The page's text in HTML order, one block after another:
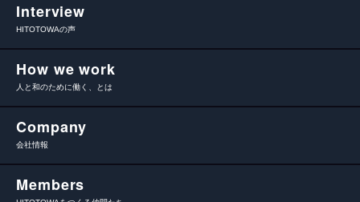
Interview
HITOTOWAの声
How we work
人と和のために働く、とは
Company
会社情報
Members